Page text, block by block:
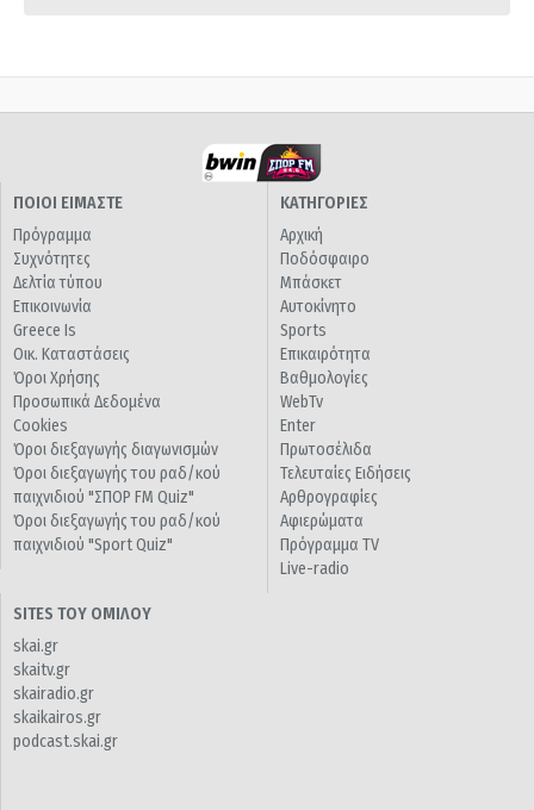
ΠΟΙΟΙ ΕΙΜΑΣΤΕ
Πρόγραμμα
Συχνότητες
Δελτία τύπου
Επικοινωνία
Greece Is
Οικ. Καταστάσεις
Όροι Χρήσης
Προσωπικά Δεδομένα
Cookies
Όροι διεξαγωγής διαγωνισμών
Όροι διεξαγωγής του ραδ/κού
παιχνιδιού "ΣΠΟΡ FM Quiz"
Όροι διεξαγωγής του ραδ/κού
παιχνιδιού "Sport Quiz"
ΚΑΤΗΓΟΡΙΕΣ
Αρχική
Ποδόσφαιρο
Μπάσκετ
Αυτοκίνητο
Sports
Επικαιρότητα
Βαθμολογίες
WebTv
Enter
Πρωτοσέλιδα
Τελευταίες Ειδήσεις
Αρθρογραφίες
Αφιερώματα
Πρόγραμμα TV
Live-radio
SITES ΤΟΥ ΟΜΙΛΟΥ
skai.gr
skaitv.gr
skairadio.gr
skaikairos.gr
podcast.skai.gr